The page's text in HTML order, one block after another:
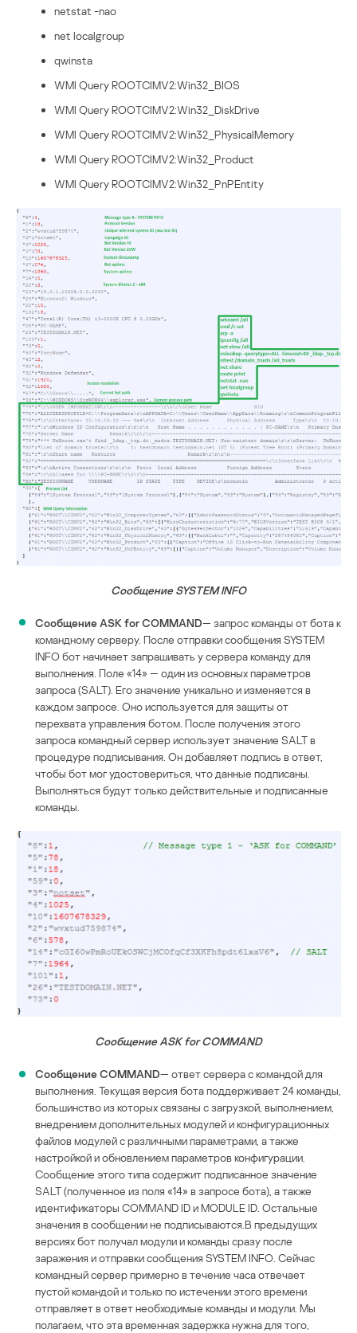
netstat -nao
net localgroup
qwinsta
WMI Query ROOTCIMV2:Win32_BIOS
WMI Query ROOTCIMV2:Win32_DiskDrive
WMI Query ROOTCIMV2:Win32_PhysicalMemory
WMI Query ROOTCIMV2:Win32_Product
WMI Query ROOTCIMV2:Win32_PnPEntity
Сообщение SYSTEM INFO
Сообщение ASK for COMMAND— запрос команды от бота к
командному серверу. После отправки сообщения SYSTEM
INFO бот начинает запрашивать у сервера команду для
выполнения. Поле «14» — один из основных параметров
запроса (SALT). Его значение уникально и изменяется в
каждом запросе. Оно используется для защиты от
перехвата управления ботом. После получения этого
запроса командный сервер использует значение SALT в
процедуре подписывания. Он добавляет подпись в ответ,
чтобы бот мог удостовериться, что данные подписаны.
Выполняться будут только действительные и подписанные
команды.
Сообщение ASK for COMMAND
Сообщение COMMAND— ответ сервера с командой для
выполнения. Текущая версия бота поддерживает 24 команды,
большинство из которых связаны с загрузкой, выполнением,
внедрением дополнительных модулей и конфигурационных
файлов модулей с различными параметрами, а также
настройкой и обновлением параметров конфигурации.
Сообщение этого типа содержит подписанное значение
SALT (полученное из поля «14» в запросе бота), а также
идентификаторы COMMAND ID и MODULE ID. Остальные
значения в сообщении не подписываются.В предыдущих
версиях бот получал модули и команды сразу после
заражения и отправки сообщения SYSTEM INFO. Сейчас
командный сервер примерно в течение часа отвечает
пустой командой и только по истечении этого времени
отправляет в ответ необходимые команды и модули. Мы
полагаем, что эта временная задержка нужна для того,